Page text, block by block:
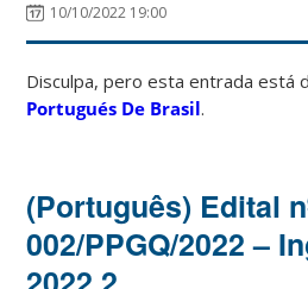
10/10/2022 19:00
Disculpa, pero esta entrada está
Portugués De Brasil.
(Português) Edital
002/PPGQ/2022 –